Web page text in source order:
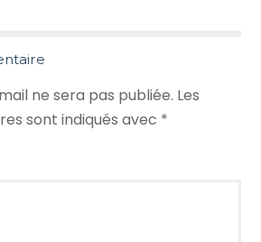
ne sera pas publiée. Les
sont indiqués avec *